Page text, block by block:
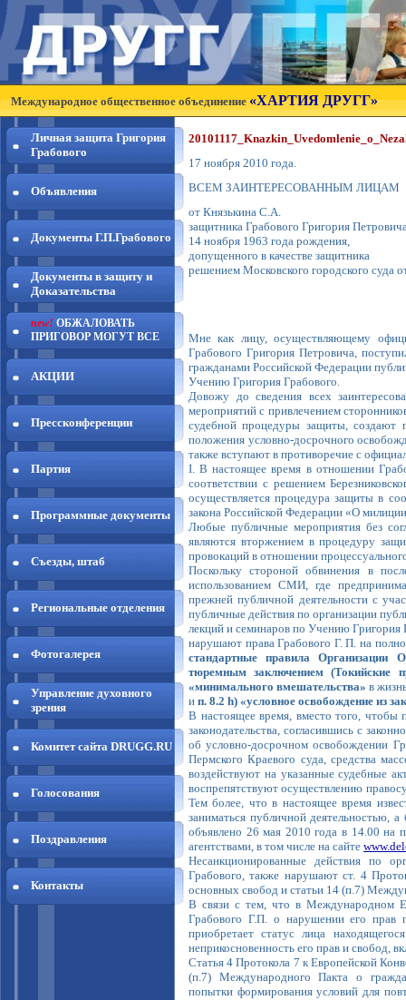
Международное общественное объединение«ХАРТИЯ ДРУГГ»
Личная защита Григория
Грабового
Объявления
Документы Г.П.Грабового
Документы в защиту и
Доказательства
new! ОБЖАЛОВАТЬ
ПРИГОВОР МОГУТ ВСЕ
АКЦИИ
Прессконференции
Партия
Программные документы
Съезды, штаб
Региональные отделения
Фотогалерея
Управление духовного
зрения
Комитет сайта DRUGG.RU
Голосования
Поздравления
Контакты
17 ноября 2010 года.
ВСЕМ ЗАИНТЕРЕСОВАННЫМ ЛИЦАМ
от Князькина С.А.
защитника Грабового Григория
14 ноября 1963 года рождения,
допущенного в качестве защитника
решением Московского городского суда
Мне как лицу, осуществляющему
Грабового Григория Петровича,
гражданами Российской Федерации
Учению Григория Грабового.
Довожу до сведения всех
мероприятий с привлечением
судебной процедуры защиты, создают
положения условно-досрочного
также вступают в противоречие с
I. В настоящее время в отношении
соответствии с решением
осуществляется процедура защиты в
закона Российской Федерации «О
Любые публичные мероприятия без
являются вторжением в процедуру
провокаций в отношении
Поскольку стороной обвинения в
использованием СМИ, где
прежней публичной деятельности с
публичные действия по организации
лекций и семинаров по Учению
нарушают права Грабового Г. П. на
стандартные правила
тюремным заключением (Токийские
«минимального вмешательства» в
и п. 8.2 h) «условное освобождение из
В настоящее время, вместо того, чтобы
законодательства, согласившись с
об условно-досрочном освобождении
Пермского Краевого суда, средства
воздействуют на указанные судебные
воспрепятствуют осуществлению
Тем более, что в настоящее время
заниматься публичной деятельностью,
объявлено 26 мая 2010 года в 14.00 на
агентствами, в том числе на сайте
Несанкционированные действия по
Грабового, также нарушают ст. 4
основных свобод и статьи 14 (п.7)
В связи с тем, что в Международном
Грабового Г.П. о нарушении его прав
приобретает статус лица
неприкосновенность его прав и свобод,
Статья 4 Протокола 7 к Европейской
(п.7) Международного Пакта о
попытки формирования условий для